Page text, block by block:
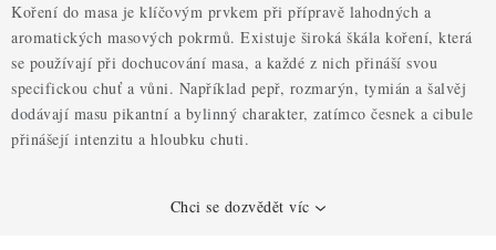
DEKORACE
PRO OSLAVY
DO KUCHYNĚ
Koření do masa je klíčovým prvkem při přípravě lahodných a
aromatických masových pokrmů. Existuje široká škála koření, která
se používají při dochucování masa, a každé z nich přináší svou
specifickou chuť a vůni. Například pepř, rozmarýn, tymián a šalvěj
dodávají masu pikantní a bylinný charakter, zatímco česnek a cibule
přinášejí intenzitu a hloubku chuti.
Chci se dozvědět víc